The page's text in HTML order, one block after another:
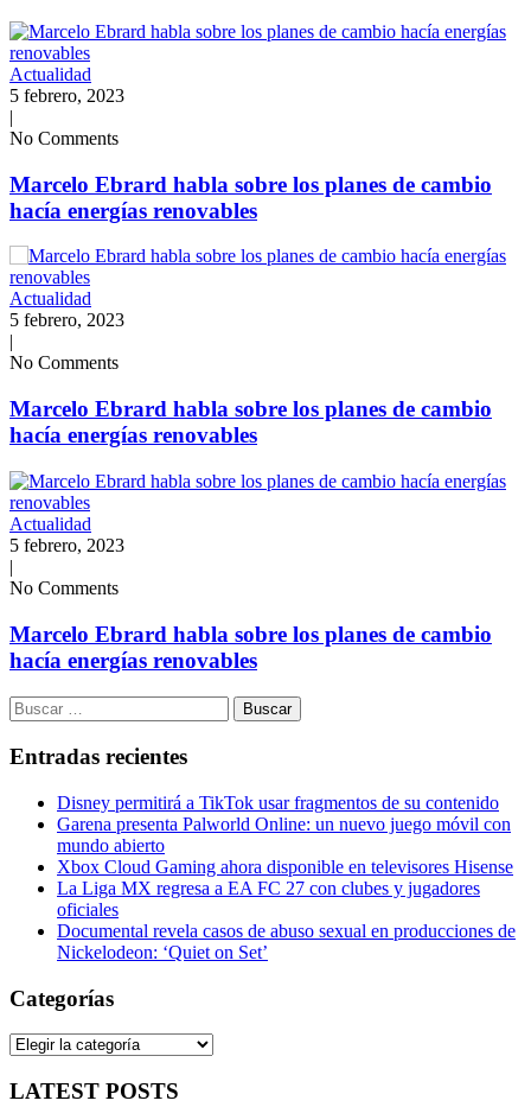
Actualidad
5 febrero, 2023
|
No Comments
Marcelo Ebrard habla sobre los planes de cambio
hacía energías renovables
Actualidad
5 febrero, 2023
No Comments
Marcelo Ebrard habla sobre los planes de cambio
hacía energías renovables
Actualidad
5 febrero, 2023
|
No Comments
Marcelo Ebrard habla sobre los planes de cambio
hacía energías renovables
Buscar:
Entradas recientes
Disney permitirá a TikTok usar fragmentos de su contenido
Garena presenta Palworld Online: un nuevo juego móvil con
mundo abierto
Xbox Cloud Gaming ahora disponible en televisores Hisense
La Liga MX regresa a EA FC 27 con clubes y jugadores
oficiales
Documental revela casos de abuso sexual en producciones de
Nickelodeon: ‘Quiet on Set’
Categorías
Categorías
LATEST POSTS